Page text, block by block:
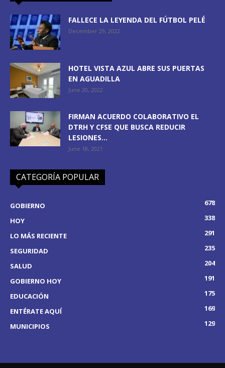
FALLECE LA LEYENDA DEL FÚTBOL PELÉ
December 29, 2022
HOTEL VISTA AZUL ABRE SUS PUERTAS
EN AGUADILLA
June 20, 2022
FIRMAN ACUERDO COLABORATIVO EL
DTRH Y CFSE QUE BUSCA REDUCIR
LESIONES...
June 18, 2021
CATEGORÍA POPULAR
GOBIERNO
678
HOY
338
LO MÁS RECIENTE
291
SEGURIDAD
235
SALUD
204
GOBIERNO HOY
191
EDUCACIÓN
175
ENTÉRATE AQUÍ
169
MUNICIPIOS
129